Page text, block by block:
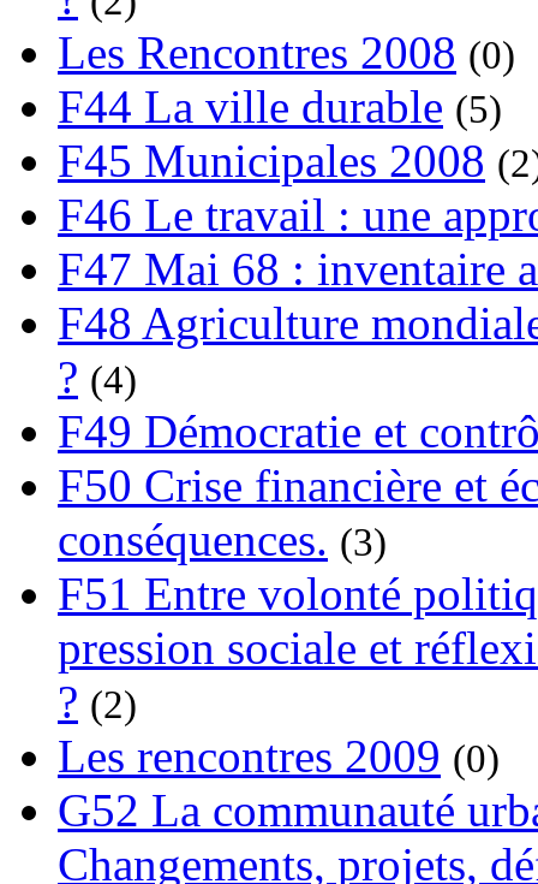
Les Rencontres 2008 (0)
F44 La ville durable (5)
F45 Municipales 2008
F46 Le travail : une
F47 Mai 68 : inventaire
F48 Agriculture
? (4)
F49 Démocratie et
F50 Crise financière et
conséquences. (3)
F51 Entre volonté
pression sociale et
? (2)
Les rencontres 2009 (0)
G52 La communauté
Changements, projets,